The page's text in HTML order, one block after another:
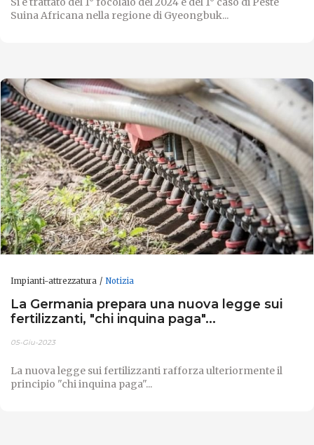
Suina Africana nella regione di Gyeongbuk...
Impianti-attrezzatura Notizia
La Germania prepara una nuova legge sui
fertilizzanti, "chi inquina paga"...
05-Giu-2023
La nuova legge sui fertilizzanti rafforza ulteriormente il
principio "chi inquina paga"...